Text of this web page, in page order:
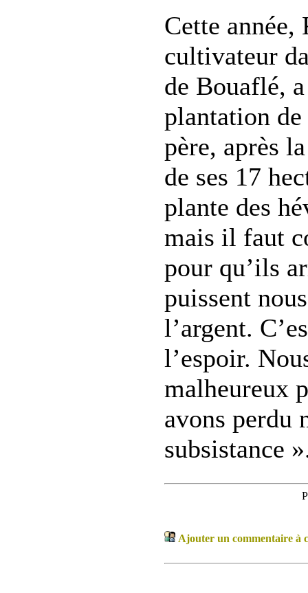
Cette année,
cultivateur
de Bouaflé,
plantation de
père, après
de ses 17
plante des
mais il faut
pour qu’ils
puissent
l’argent.
l’espoir.
malheureux
avons perdu
subsistance
Ajouter un commentaire à